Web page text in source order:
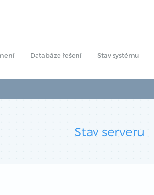
Databáze řešení Stav systému
Stav serveru